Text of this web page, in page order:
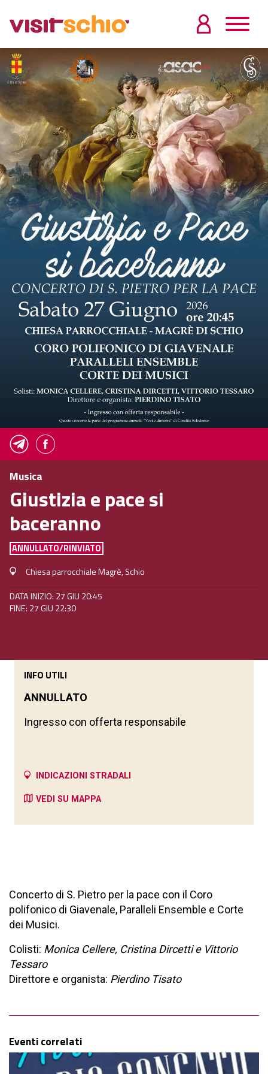
Musica
Giustizia e pace si
baceranno
ANNULLATO/RINVIATO
Chiesa parrocchiale Magrè, Schio
DATA INIZIO: 27 GIU 20:45
FINE: 27 GIU 22:30
Concerto di S. Pietro per la pace con il Coro
polifonico di Giavenale, Paralleli Ensemble e Corte
dei Musici.
Colisti: Monica Cellere, Cristina Dircetti e Vittorio
Tessaro
Direttore e organista: Pierdino Tisato
Eventi correlati
INFO UTILI
ANNULLATO
Ingresso con offerta responsabile
INDICAZIONI STRADALI
VEDI SU MAPPA